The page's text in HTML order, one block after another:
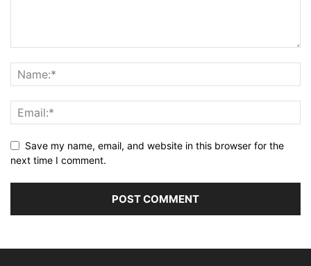
Save my name, email, and website in this browser for the
next time I comment.